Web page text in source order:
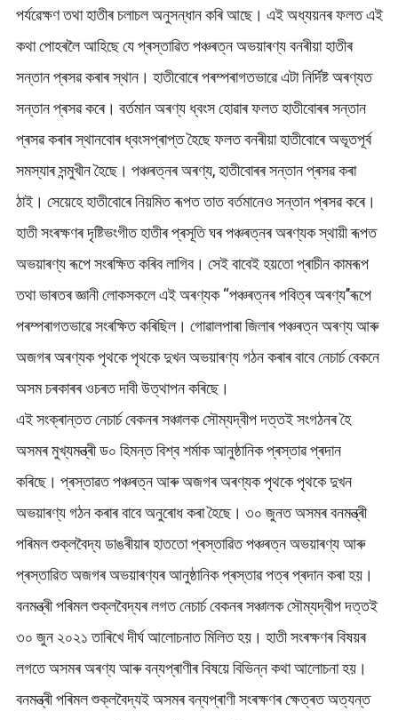
পৰ্যৱেক্ষণ তথা হাতীৰ চলাচল অনুসন্ধান কৰি আছে। এই অধ্যয়নৰ ফলত এই
কথা পোহৰলৈ আহিছে যে প্ৰস্তাৱিত পঞ্চৰত্ন অভয়াৰণ্য বনৰীয়া হাতীৰ
সন্তান প্ৰসৱ কৰাৰ স্থান। হাতীবোৰে পৰম্পৰাগতভাৱে এটা নিৰ্দিষ্ট অৰণ্যত
সন্তান প্ৰসৱ কৰে। বৰ্তমান অৰণ্য ধ্বংস হোৱাৰ ফলত হাতীবোৰৰ সন্তান
প্ৰসৱ কৰাৰ স্থানবোৰ ধ্বংসপ্ৰাপ্ত হৈছে ফলত বনৰীয়া হাতীবোৰে অভূতপূৰ্ব
সমস্যাৰ সন্মুখীন হৈছে। পঞ্চৰত্নৰ অৰণ্য, হাতীবোৰৰ সন্তান প্ৰসৱ কৰা
ঠাই। সেয়েহে হাতীবোৰে নিয়মিত ৰূপত তাত বৰ্তমানেও সন্তান প্ৰসৱ কৰে।
হাতী সংৰক্ষণৰ দৃষ্টিভংগীত হাতীৰ প্ৰসূতি ঘৰ পঞ্চৰত্নৰ অৰণ্যক স্থায়ী ৰূপত
অভয়াৰণ্য ৰূপে সংৰক্ষিত কৰিব লাগিব। সেই বাবেই হয়তো প্ৰাচীন কামৰূপ
তথা ভাৰতৰ জ্ঞানী লোকসকলে এই অৰণ্যক ‘‘পঞ্চৰত্নৰ পবিত্ৰ অৰণ্য’’ৰূপে
পৰম্পৰাগতভাৱে সংৰক্ষিত কৰিছিল। গোৱালপাৰা জিলাৰ পঞ্চৰত্ন অৰণ্য আৰু
অজগৰ অৰণ্যক পৃথকে পৃথকে দুখন অভয়াৰণ্য গঠন কৰাৰ বাবে নেচাৰ্চ বেকনে
অসম চৰকাৰৰ ওচৰত দাবী উত্থাপন কৰিছে।
এই সংক্ৰান্তত নেচাৰ্চ বেকনৰ সঞ্চালক সৌম্যদ্বীপ দত্তই সংগঠনৰ হৈ
অসমৰ মুখ্যমন্ত্ৰী ড০ হিমন্ত বিশ্ব শৰ্মাক আনুষ্ঠানিক প্ৰস্তাৱ প্ৰদান
কৰিছে। প্ৰস্তাৱত পঞ্চৰত্ন আৰু অজগৰ অৰণ্যক পৃথকে পৃথকে দুখন
অভয়াৰণ্য গঠন কৰাৰ বাবে অনুৰোধ কৰা হৈছে। ৩০ জুনত অসমৰ বনমন্ত্ৰী
পৰিমল শুক্লবৈদ্য ডাঙৰীয়াৰ হাততো প্ৰস্তাৱিত পঞ্চৰত্ন অভয়াৰণ্য আৰু
প্ৰস্তাৱিত অজগৰ অভয়াৰণ্যৰ আনুষ্ঠানিক প্ৰস্তাৱ পত্ৰ প্ৰদান কৰা হয়।
বনমন্ত্ৰী পৰিমল শুক্লবৈদ্যৰ লগত নেচাৰ্চ বেকনৰ সঞ্চালক সৌম্যদ্বীপ দত্তই
৩০ জুন ২০২১ তাৰিখে দীৰ্ঘ আলোচনাত মিলিত হয়। হাতী সংৰক্ষণৰ বিষয়ৰ
লগতে অসমৰ অৰণ্য আৰু বন্যপ্ৰাণীৰ বিষয়ে বিভিন্ন কথা আলোচনা হয়।
বনমন্ত্ৰী পৰিমল শুক্লবৈদ্যই অসমৰ বন্যপ্ৰাণী সংৰক্ষণৰ ক্ষেত্ৰত অত্যন্ত